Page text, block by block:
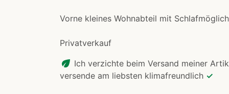
Vorne kleines Wohnabteil mit
Privatverkauf
eco Ich verzichte beim Versand meiner
versende am liebsten klimafreundlich ✓